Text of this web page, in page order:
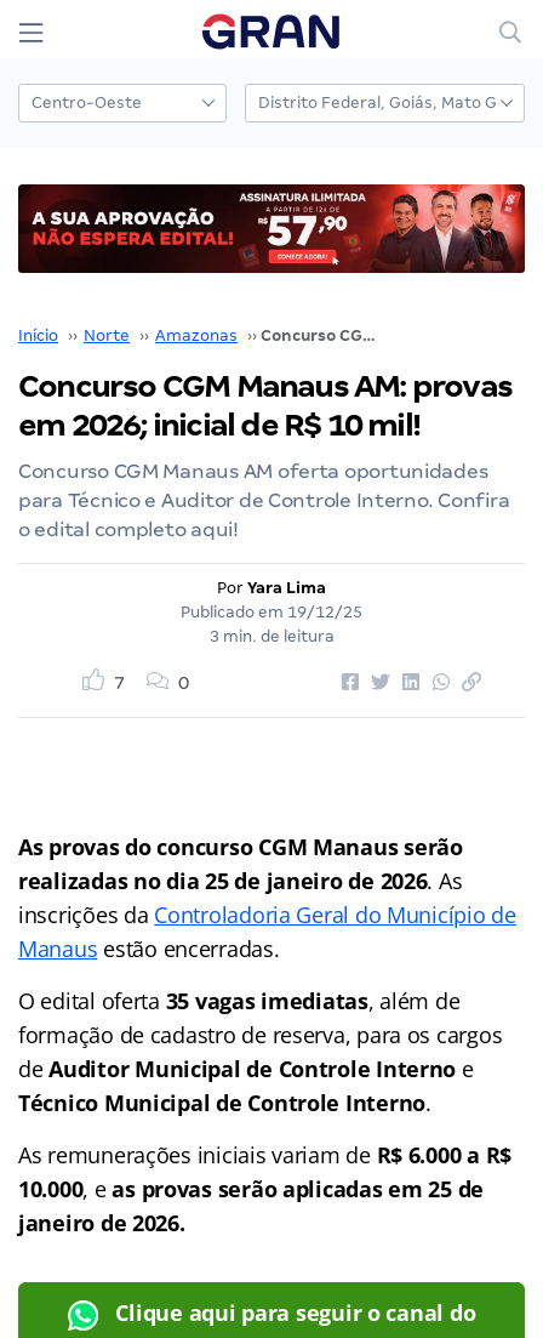
Início ›› Norte ›› Amazonas ›› Concurso CGM Manaus AM: provas em 2026; inicial de R$ 10 mil!
Concurso CGM Manaus AM: provas
em 2026; inicial de R$ 10 mil!
Concurso CGM Manaus AM oferta oportunidades
para Técnico e Auditor de Controle Interno. Confira
o edital completo aqui!
Por Yara Lima
Publicado em 19/12/25
3 min. de leitura
7 0
As provas do concurso CGM Manaus serão
realizadas no dia 25 de janeiro de 2026. As
inscrições da Controladoria Geral do Município de
Manaus estão encerradas.
O edital oferta 35 vagas imediatas, além de
formação de cadastro de reserva, para os cargos
deAuditor Municipal de Controle Interno e
Técnico Municipal de Controle Interno.
As remunerações iniciais variam de R$ 6.000 a R$
10.000, eas provas serão aplicadas em 25 de
janeiro de 2026.
Clique aqui para seguir o canal do